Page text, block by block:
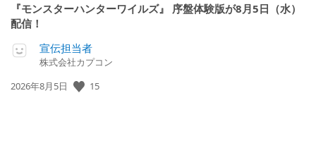
『モンスターハンターワイルズ』 序盤体験版が8月5日（水）
配信！
宣伝担当者
株式会社カプコン
公
2026年8月5日 15